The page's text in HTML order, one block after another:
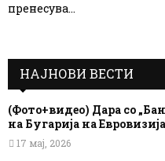
пренесува...
НАЈНОВИ ВЕСТИ
(Фото+видео) Дара со
на Бугарија на
17 мај, 2026